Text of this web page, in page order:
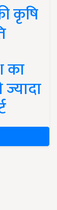
कृषि
का